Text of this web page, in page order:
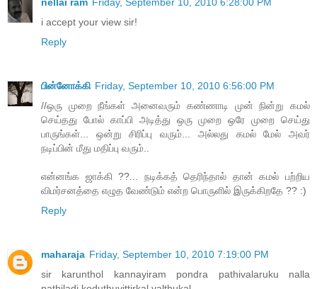
i accept your view sir!
Reply
பின்னோக்கி Friday, September 10, 2010 6:56:00 PM
//ஒரு முறை நீங்கள் அனைவரும் கண்ணாடி முன் நின்று கமல்
செய்தது போல் காப்பி அடித்து ஒரு முறை ஒரே முறை செய்து
பாருங்கள்... ஒன்று சிரிப்பு வரும்... அல்லது கமல் மேல் அவர்
நடிப்பின் மீது மதிப்பு வரும்..
என்னங்க ஜாக்கி ??... நடிக்கத் தெரிந்தால் தான் கமல் பற்றிய
விமர்சனத்தை எழுத வேண்டும் என்ற பொருளில் இருக்கிறதே ?? :)
Reply
maharaja Friday, September 10, 2010 7:19:00 PM
sir karunthol kannayiram pondra pathivalaruku nalla